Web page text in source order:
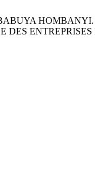
DES